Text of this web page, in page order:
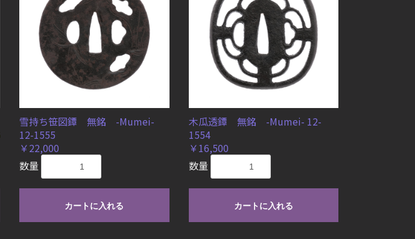
雪持ち笹図鐔 無銘 -Mumei-
12-1555
￥22,000
数量
カートに入れる
木瓜透鐔 無銘 -Mumei- 12-
1554
￥16,500
数量
カートに入れる